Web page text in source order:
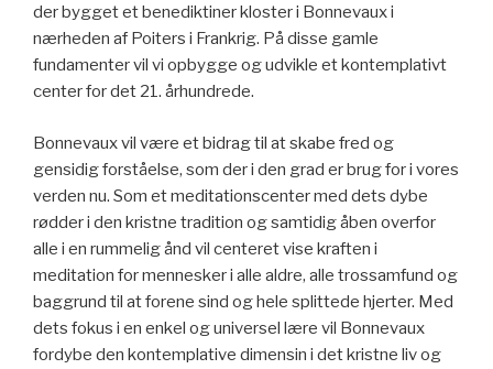
der bygget et benediktiner kloster i Bonnevaux i
nærheden af Poiters i Frankrig. På disse gamle
fundamenter vil vi opbygge og udvikle et kontemplativt
center for det 21. århundrede.
Bonnevaux vil være et bidrag til at skabe fred og
gensidig forståelse, som der i den grad er brug for i vores
verden nu. Som et meditationscenter med dets dybe
rødder i den kristne tradition og samtidig åben overfor
alle i en rummelig ånd vil centeret vise kraften i
meditation for mennesker i alle aldre, alle trossamfund og
baggrund til at forene sind og hele splittede hjerter. Med
dets fokus i en enkel og universel lære vil Bonnevaux
fordybe den kontemplative dimensin i det kristne liv og